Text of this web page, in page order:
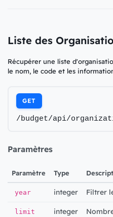
Liste des
Récupérer une liste
le nom, le code et les
GET
/budget/api/
Paramètres
Paramètre Type
year integer Filtrer
limit integer